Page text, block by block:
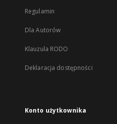
Regulamin
Dla Autorów
Klauzula RODO
Deklaracja dostępności
Konto użytkownika